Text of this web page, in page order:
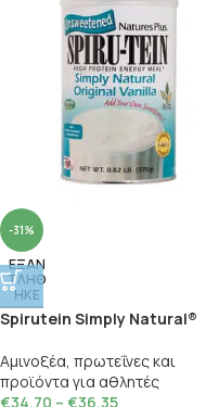
-31%
ΕΞΑΝ
ΤΛΗΘ
ΗΚΕ
Spirutein Simply Natural®
Αμινοξέα, πρωτεΐνες και
προϊόντα για αθλητές
€34,70 – €36,35